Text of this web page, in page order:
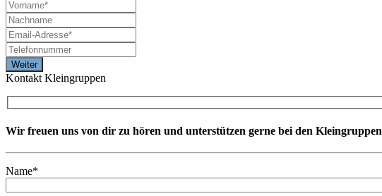
Kontakt Kleingruppen
Wir freuen uns von dir zu hören und unterstützen gerne bei den Kleingruppen
Name*